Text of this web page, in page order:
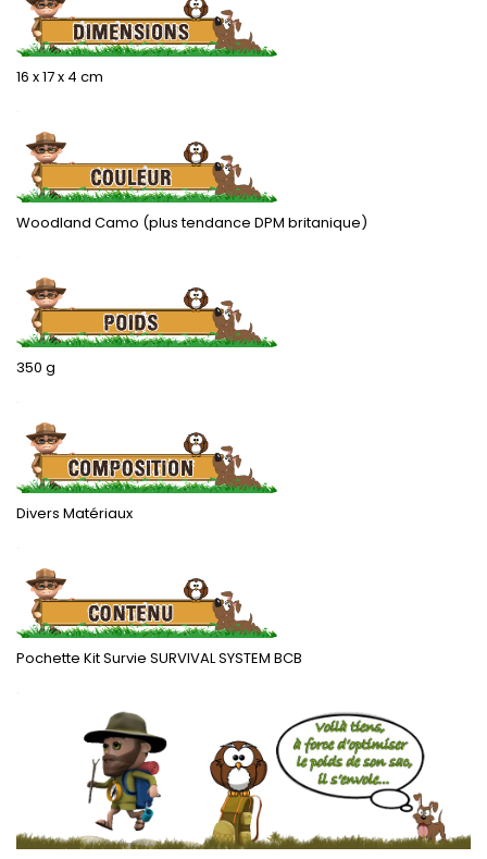
16 x 17 x 4 cm
.
Woodland Camo (plus tendance DPM britanique)
.
350 g
.
Divers Matériaux
.
Pochette Kit Survie SURVIVAL SYSTEM BCB
.